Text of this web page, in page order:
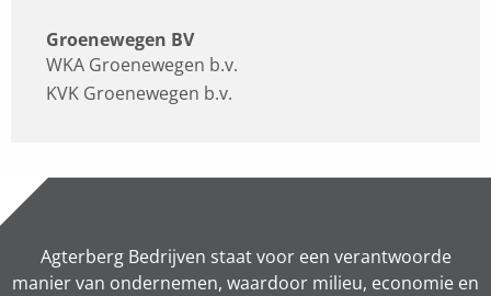
Groenewegen BV
WKA Groenewegen b.v.
KVK Groenewegen b.v.
Agterberg Bedrijven staat voor een verantwoorde
manier van ondernemen, waardoor milieu, economie en